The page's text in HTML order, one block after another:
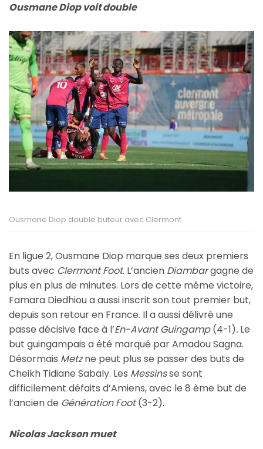
Ousmane Diop voit double
Ousmane Diop double buteur avec Clermont
En ligue 2, Ousmane Diop marque ses deux premiers
buts avec Clermont Foot. L’ancien Diambargagne de
plus en plus de minutes. Lors de cette même victoire,
Famara Diedhiou a aussi inscrit son tout premier but,
depuis son retour en France. Il a aussi délivré une
passe décisive face à l’En-Avant Guingamp(4-1). Le
but guingampais a été marqué par Amadou Sagna.
Désormais Metzne peut plus se passer des buts de
Cheikh Tidiane Sabaly. Les Messinsse sont
difficilement défaits d’Amiens, avec le 8 ème but de
l’ancien de Génération Foot(3-2).
Nicolas Jackson muet